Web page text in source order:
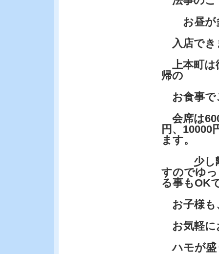
お昼が多
入店でき
上本町は
帰の
お食事で
会席は
円、10000
ます。
少し離
すのでゆ
る事もOK
お子様も
お気軽に
ハモが盛